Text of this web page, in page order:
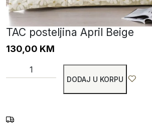
TAC posteljina April Beige
130,00 KM
DODAJ U KORPU